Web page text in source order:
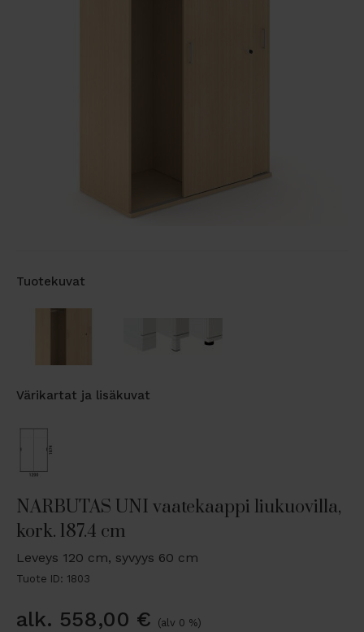
Tuotekuvat
Värikartat ja lisäkuvat
NARBUTAS UNI vaatekaappi liukuovilla,
kork. 187.4 cm
Leveys 120 cm, syvyys 60 cm
Tuote ID: 1803
alk. 558,00 € (alv 0 %)